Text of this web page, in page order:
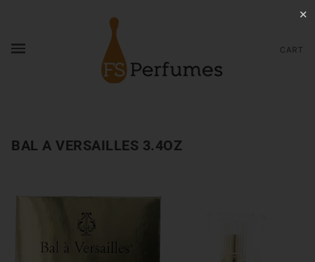
CART
BAL A VERSAILLES 3.4OZ
✕